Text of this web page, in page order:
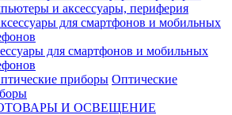
и аксессуары, периферия
для смартфонов и мобильных
Оптические
И ОСВЕЩЕНИЕ